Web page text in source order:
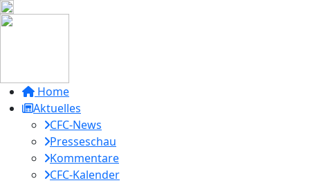
Home
Aktuelles
CFC-News
Presseschau
Kommentare
CFC-Kalender